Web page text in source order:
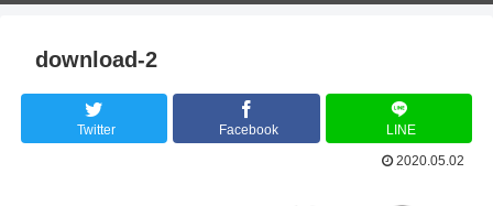
download-2
Twitter Facebook
LINE
2020.05.02